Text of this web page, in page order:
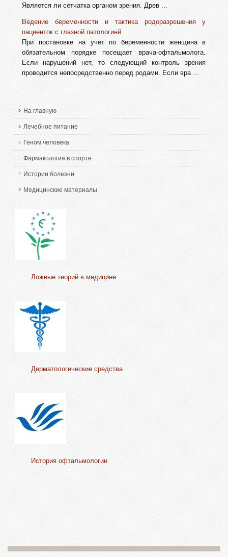
Является ли сетчатка органом зрения. Древ ...
Ведение беременности и тактика родоразрешения у
пациенток с глазной патологией
При постановке на учет по беременности женщина в
обязательном порядке посещает врача-офтальмолога.
Если нарушений нет, то следующий контроль зрения
проводится непосредственно перед родами. Если вра ...
На главную
Лечебное питание
Геном человека
Фармакология в спорте
Истории болезни
Медицинские материалы
Ложные теорий в медицине
Дерматологические средства
История офтальмологии